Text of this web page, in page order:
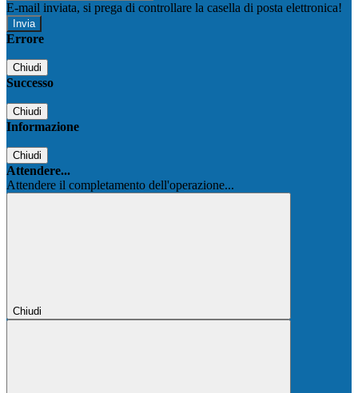
E-mail inviata, si prega di controllare la casella di posta elettronica!
Errore
Chiudi
Successo
Chiudi
Informazione
Chiudi
Attendere...
Attendere il completamento dell'operazione...
Chiudi